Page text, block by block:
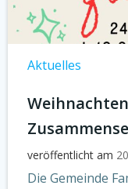
Aktuelles
veröffentlicht am
Die Gemeinde